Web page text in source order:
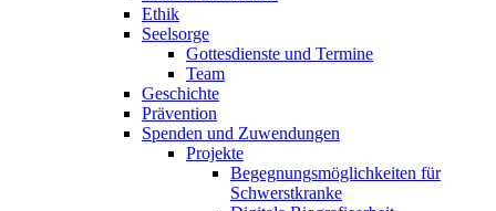
Ethik
Seelsorge
Gottesdienste und Termine
Team
Geschichte
Prävention
Spenden und Zuwendungen
Projekte
Begegnungsmöglichkeiten für
Schwerstkranke